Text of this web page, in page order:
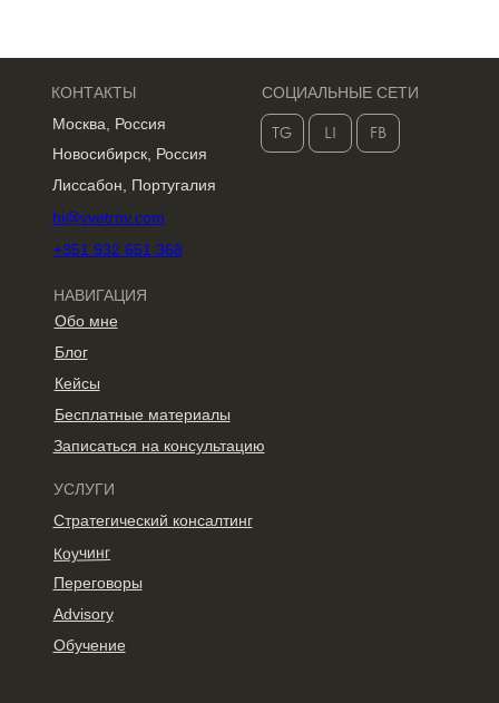
КОНТАКТЫ
Москва, Россия
Новосибирск, Россия
+351 932 651 368
hi@vvetrov.com
Лиссабон, Португалия
НАВИГАЦИЯ
СОЦИАЛЬНЫЕ СЕТИ
Обучение
Advisory
Переговоры
Коучинг
Стратегический консалтинг
Обо мне
УСЛУГИ
Бесплатные материалы
Кейсы
Блог
Записаться на консультацию
FB
LI
TG